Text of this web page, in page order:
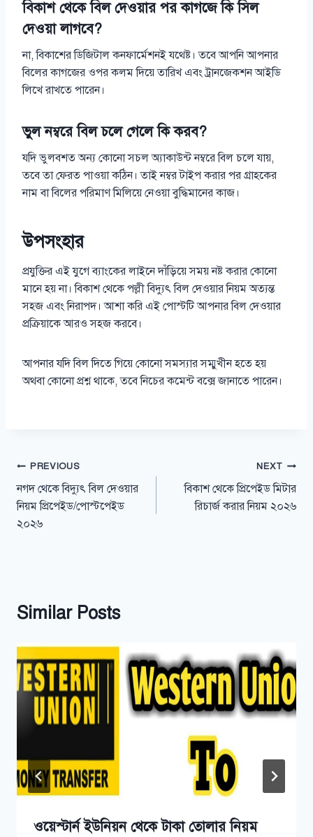
বিকাশ থেকে বিল দেওয়ার পর কাগজে কি সিল
দেওয়া লাগবে?
না, বিকাশের ডিজিটাল কনফার্মেশনই যথেষ্ট। তবে আপনি আপনার
বিলের কাগজের ওপর কলম দিয়ে তারিখ এবং ট্রানজেকশন আইডি
লিখে রাখতে পারেন।
ভুল নম্বরে বিল চলে গেলে কি করব?
যদি ভুলবশত অন্য কোনো সচল অ্যাকাউন্ট নম্বরে বিল চলে যায়,
তবে তা ফেরত পাওয়া কঠিন। তাই নম্বর টাইপ করার পর গ্রাহকের
নাম বা বিলের পরিমাণ মিলিয়ে নেওয়া বুদ্ধিমানের কাজ।
উপসংহার
প্রযুক্তির এই যুগে ব্যাংকের লাইনে দাঁড়িয়ে সময় নষ্ট করার কোনো
মানে হয় না। বিকাশ থেকে পল্লী বিদ্যুৎ বিল দেওয়ার নিয়ম অত্যন্ত
সহজ এবং নিরাপদ। আশা করি এই পোস্টটি আপনার বিল দেওয়ার
প্রক্রিয়াকে আরও সহজ করবে।
আপনার যদি বিল দিতে গিয়ে কোনো সমস্যার সম্মুখীন হতে হয়
অথবা কোনো প্রশ্ন থাকে, তবে নিচের কমেন্ট বক্সে জানাতে পারেন।
Post
navigation
PREVIOUS
নগদ থেকে বিদ্যুৎ বিল দেওয়ার
নিয়ম প্রিপেইড/পোস্টপেইড
২০২৬
NEXT
বিকাশ থেকে প্রিপেইড মিটার
রিচার্জ করার নিয়ম ২০২৬
Similar Posts
ওয়েস্টার্ন ইউনিয়ন থেকে টাকা তোলার নিয়ম